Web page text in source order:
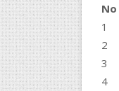
No
1
2
3
4